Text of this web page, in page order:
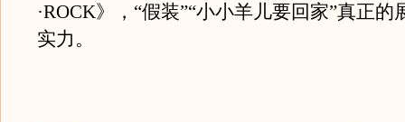
·ROCK》，“假装”“小小羊儿要回家”真正的
实力。